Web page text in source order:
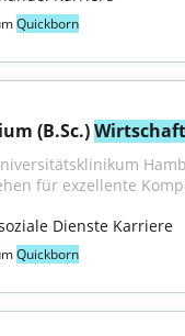
Quickborn
(B.Sc.)
für exzellente
Dienste Karriere
Quickborn